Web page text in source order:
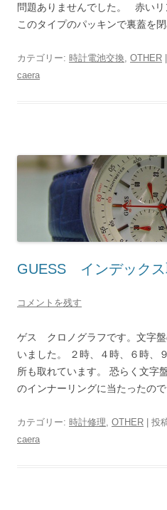
問題ありませんでした。 赤いリ
このタイプのパッキンで裏蓋を
カテゴリー: 時計電池交換 OTHER
caera
GUESS インデック
コメントを残す
ゲス クロノグラフです。文字盤
いました。 ２時、４時、６時、
所も取れています。 恐らく文字
のインナーリングに当たったの
カテゴリー: 時計修理 OTHER | 投
caera